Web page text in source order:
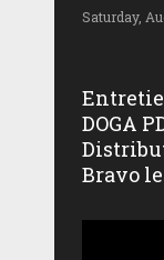
Saturday,
DOGA
Bravo